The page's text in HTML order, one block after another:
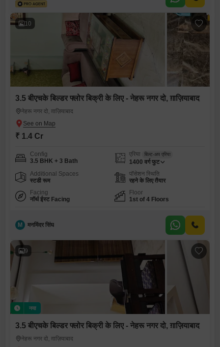
10
3.5 बीएचके बिल्डर फ्लोर बिक्री के लिए - नेहरू नगर दो, ग़ाज़ियाबाद
नेहरू नगर दो, ग़ाज़ियाबाद
₹ 1.4 Cr
Config
3.5 BHK + 3 Bath
एरिया बिल्ट-अप एरिया
1400 वर्ग फुट
Additional Spaces
स्टडी रूम
पॉसेशन स्थिति
रहने के लिए तैयार
Facing
नॉर्थ ईस्ट Facing
Floor
1st of 4 Floors
M मनमिंदर सिंघ
9
नया
3.5 बीएचके बिल्डर फ्लोर बिक्री के लिए - नेहरू नगर दो, ग़ाज़ियाबाद
नेहरू नगर दो, ग़ाज़ियाबाद